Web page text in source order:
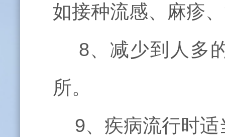
如接种流感、麻疹
8、减少到人多
所。
9、疾病流行时适